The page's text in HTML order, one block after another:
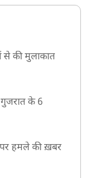
की मुलाकात
के 6
पर हमले की ख़बर